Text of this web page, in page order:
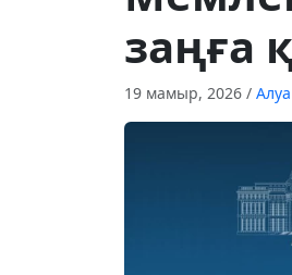
заңға
19 мамыр, 2026 /